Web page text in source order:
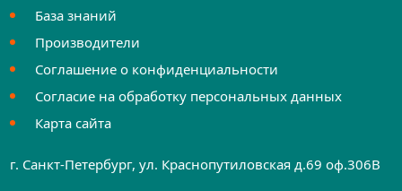
База знаний
Производители
Соглашение о конфиденциальности
Согласие на обработку персональных данных
Карта сайта
г. Санкт-Петербург, ул. Краснопутиловская д.69 оф.306B